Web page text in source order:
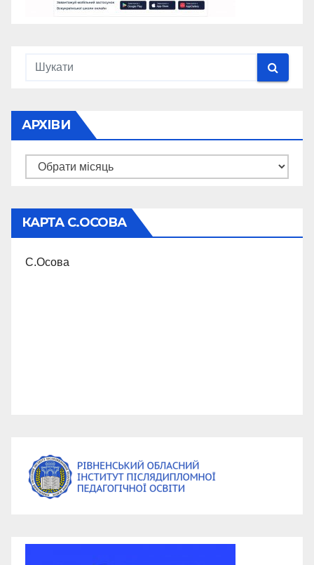
АРХІВИ
Архіви
КАРТА С.ОСОВА
С.Осова